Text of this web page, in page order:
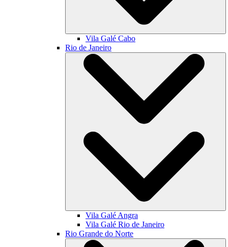
Vila Galé Cabo
Rio de Janeiro
Vila Galé Angra
Vila Galé Rio de Janeiro
Rio Grande do Norte